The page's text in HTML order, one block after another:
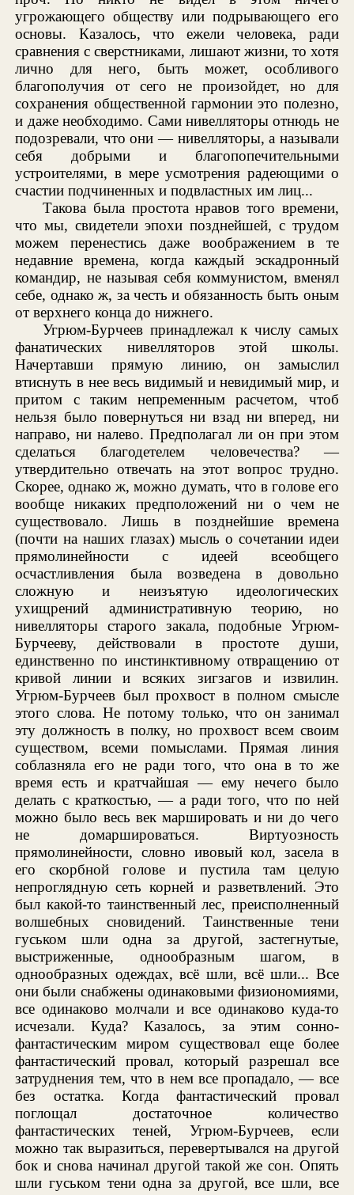
угрожающего обществу или подрывающего его
основы. Казалось, что ежели человека, ради
сравнения с сверстниками, лишают жизни, то хотя
лично для него, быть может, особливого
благополучия от сего не произойдет, но для
сохранения общественной гармонии это полезно,
и даже необходимо. Сами нивелляторы отнюдь не
подозревали, что они — нивелляторы, а называли
себя добрыми и благопопечительными
устроителями, в мере усмотрения радеющими о
счастии подчиненных и подвластных им лиц...
Такова была простота нравов того времени,
что мы, свидетели эпохи позднейшей, с трудом
можем перенестись даже воображением в те
недавние времена, когда каждый эскадронный
командир, не называя себя коммунистом, вменял
себе, однако ж, за честь и обязанность быть оным
от верхнего конца до нижнего.
Угрюм-Бурчеев принадлежал к числу самых
фанатических нивелляторов этой школы.
Начертавши прямую линию, он замыслил
втиснуть в нее весь видимый и невидимый мир, и
притом с таким непременным расчетом, чтоб
нельзя было повернуться ни взад ни вперед, ни
направо, ни налево. Предполагал ли он при этом
сделаться благодетелем человечества? —
утвердительно отвечать на этот вопрос трудно.
Скорее, однако ж, можно думать, что в голове его
вообще никаких предположений ни о чем не
существовало. Лишь в позднейшие времена
(почти на наших глазах) мысль о сочетании идеи
прямолинейности с идеей всеобщего
осчастливления была возведена в довольно
сложную и неизъятую идеологических
ухищрений административную теорию, но
нивелляторы старого закала, подобные Угрюм-
Бурчееву, действовали в простоте души,
единственно по инстинктивному отвращению от
кривой линии и всяких зигзагов и извилин.
Угрюм-Бурчеев был прохвост в полном смысле
этого слова. Не потому только, что он занимал
эту должность в полку, но прохвост всем своим
существом, всеми помыслами. Прямая линия
соблазняла его не ради того, что она в то же
время есть и кратчайшая — ему нечего было
делать с краткостью, — а ради того, что по ней
можно было весь век маршировать и ни до чего
не домаршироваться. Виртуозность
прямолинейности, словно ивовый кол, засела в
его скорбной голове и пустила там целую
непроглядную сеть корней и разветвлений. Это
был какой-то таинственный лес, преисполненный
волшебных сновидений. Таинственные тени
гуськом шли одна за другой, застегнутые,
выстриженные, однообразным шагом, в
однообразных одеждах, всё шли, всё шли... Все
они были снабжены одинаковыми физиономиями,
все одинаково молчали и все одинаково куда-то
исчезали. Куда? Казалось, за этим сонно-
фантастическим миром существовал еще более
фантастический провал, который разрешал все
затруднения тем, что в нем все пропадало, — все
без остатка. Когда фантастический провал
поглощал достаточное количество
фантастических теней, Угрюм-Бурчеев, если
можно так выразиться, перевертывался на другой
бок и снова начинал другой такой же сон. Опять
шли гуськом тени одна за другой, все шли, все